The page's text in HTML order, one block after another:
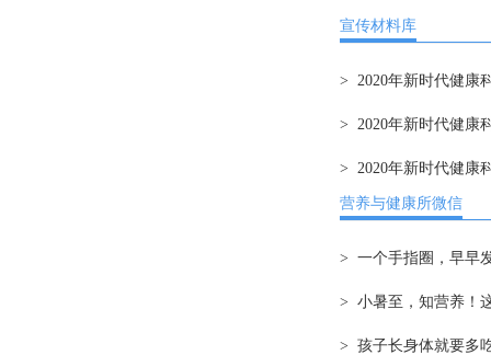
宣传材料库
> 2020年新时代健康
> 2020年新时代健康
> 2020年新时代健康
营养与健康所微信
> 一个手指圈，早早
> 小暑至，知营养！
> 孩子长身体就要多